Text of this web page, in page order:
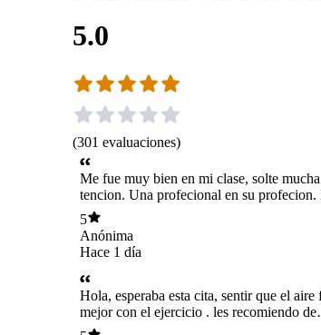
5.0
(301 evaluaciones)
Me fue muy bien en mi clase, solte mucha
tencion. Una profecional en su profecion.
vemos en la proxima cita, gracias.
5
Anónima
Hace 1 día
Hola, esperaba esta cita, sentir que el aire
mejor con el ejercicio . les recomiendo de
corazon estas terapias, se nana desde